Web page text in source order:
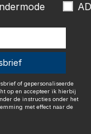
de nieuwsbrief of
te ontvangen en
en uitleg in de
het item
of gepersonaliseerde
op en accepteer ik hierbij
de instructies onder het
met effect naar de